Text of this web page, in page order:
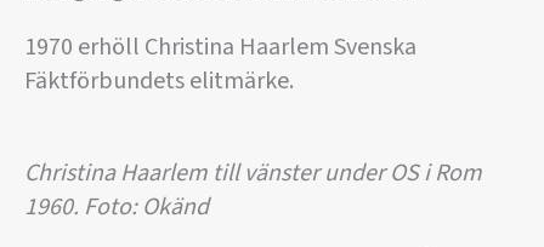
1970 erhöll Christina Haarlem Svenska
Fäktförbundets elitmärke.
Christina Haarlem till vänster under OS i Rom
1960. Foto: Okänd